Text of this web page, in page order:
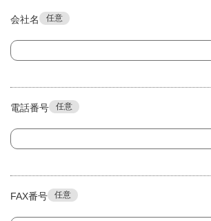
会社名 任意
電話番号 任意
FAX番号 任意